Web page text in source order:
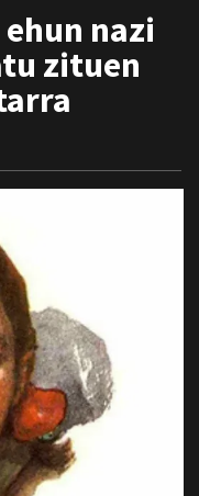
nazi
zituen